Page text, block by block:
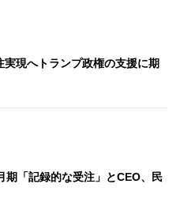
現へトランプ政権の支援に期
「記録的な受注」とCEO、民